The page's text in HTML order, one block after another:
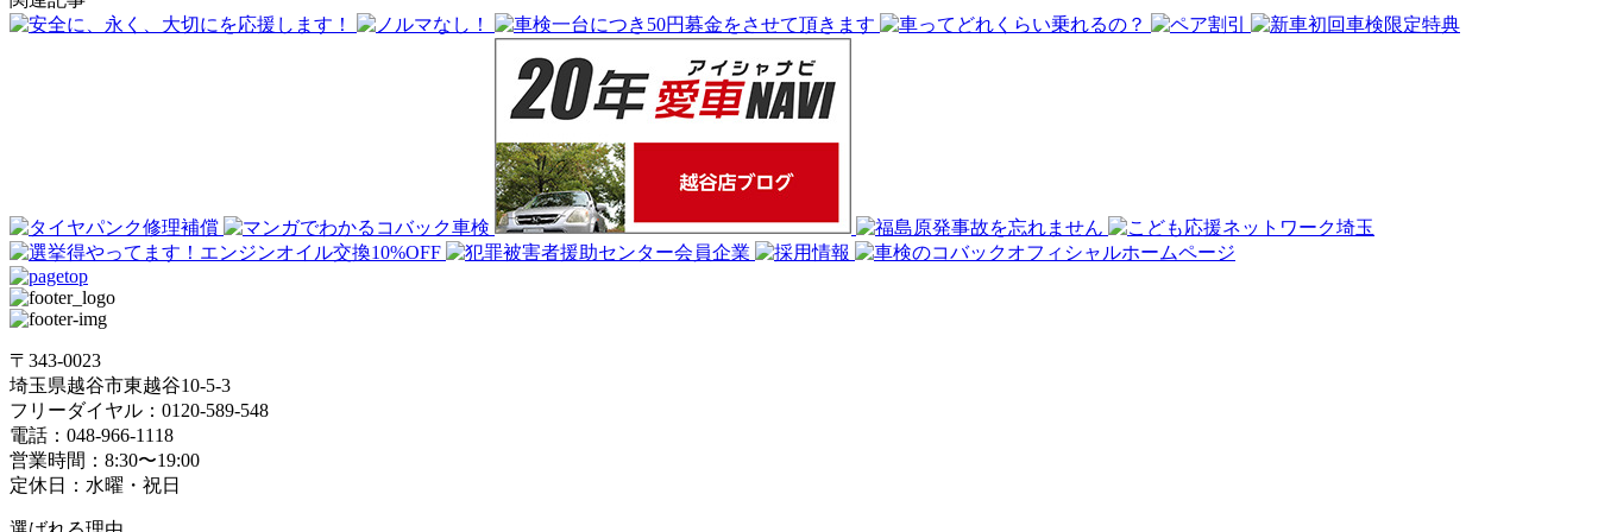
〒343-0023
埼⽟県越⾕市東越⾕10-5-3
フリーダイヤル：0120-589-548
電話：048-966-1118
営業時間：8:30〜19:00
定休⽇：⽔曜・祝⽇